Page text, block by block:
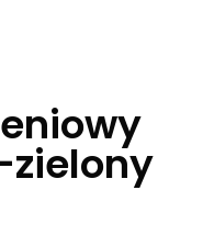
zielony